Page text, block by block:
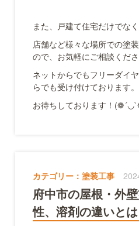
また、戸建て住宅だけでな
店舗など様々な場所での塗
ので、お気軽にご相談くださ
ネットからでもフリーダイ
らでも受け付けております。
お待ちしております！
カテゴリー：塗装工事
府中市の屋根・外
性、溶剤の違いとは